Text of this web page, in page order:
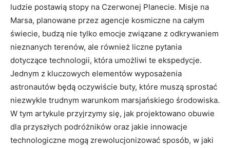
ludzie postawią stopy na Czerwonej Planecie. Misje na
Marsa, planowane przez agencje kosmiczne na całym
świecie, budzą nie tylko emocje związane z odkrywaniem
nieznanych terenów, ale również liczne pytania
dotyczące technologii, która umożliwi te ekspedycje.
Jednym z kluczowych elementów wyposażenia
astronautów będą oczywiście buty, które muszą sprostać
niezwykle trudnym warunkom marsjańskiego środowiska.
W tym artykule przyjrzymy się, jak projektowano obuwie
dla przyszłych podróżników oraz jakie innowacje
technologiczne mogą zrewolucjonizować sposób, w jaki